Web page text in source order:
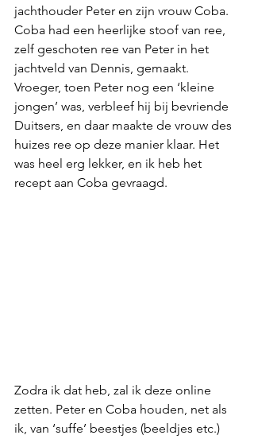
jachthouder Peter en zijn vrouw Coba.
Coba had een heerlijke stoof van ree,
zelf geschoten ree van Peter in het
jachtveld van Dennis, gemaakt.
Vroeger, toen Peter nog een ‘kleine
jongen’ was, verbleef hij bij bevriende
Duitsers, en daar maakte de vrouw des
huizes ree op deze manier klaar. Het
was heel erg lekker, en ik heb het
recept aan Coba gevraagd.
Zodra ik dat heb, zal ik deze online
zetten. Peter en Coba houden, net als
ik, van ‘suffe’ beestjes (beeldjes etc.)